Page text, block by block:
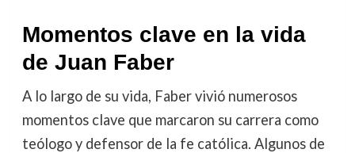
Momentos clave en la vida
de Juan Faber
A lo largo de su vida, Faber vivió numerosos
momentos clave que marcaron su carrera como
teólogo y defensor de la fe católica. Algunos de